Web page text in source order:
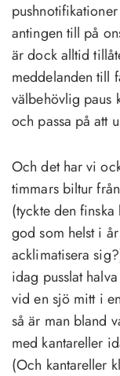
antingen till på
är dock alltid
meddelanden till
välbehövlig paus
och passa på att
Och det har vi
timmars biltur
(tyckte den
god som helst i
acklimatisera
idag pusslat
vid en sjö mitt i
så är man bland
med kantareller
(Och kantareller